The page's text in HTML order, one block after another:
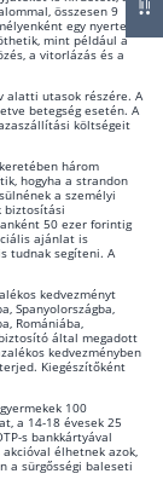
életbiztosítás
összesen 9
egy nyertes
mint például a
a vitorlázás és a
alatti utasok részére. A
betegség esetén. A
költségeit
három
hogyha a strandon
a személyi
biztosítási
50 ezer forintig
ajánlat is
tudnak segíteni. A
kedvezményt
Spanyolországba,
Romániába,
által megadott
kedvezményben
Kiegészítőként
100
a 14-18 évesek 25
s bankkártyával
élhetnek azok,
a sürgősségi baleseti